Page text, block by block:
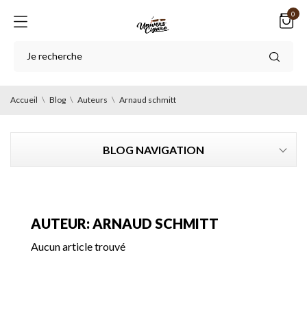
0
Accueil Blog Auteurs Arnaud schmitt
BLOG NAVIGATION
AUTEUR: ARNAUD SCHMITT
Aucun article trouvé